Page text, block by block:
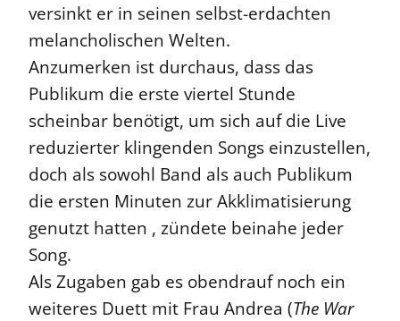
versinkt er in seinen selbst-erdachten
melancholischen Welten.
Anzumerken ist durchaus, dass das
Publikum die erste viertel Stunde
scheinbar benötigt, um sich auf die Live
reduzierter klingenden Songs einzustellen,
doch als sowohl Band als auch Publikum
die ersten Minuten zur Akklimatisierung
genutzt hatten , zündete beinahe jeder
Song.
Als Zugaben gab es obendrauf noch ein
weiteres Duett mit Frau Andrea (The War